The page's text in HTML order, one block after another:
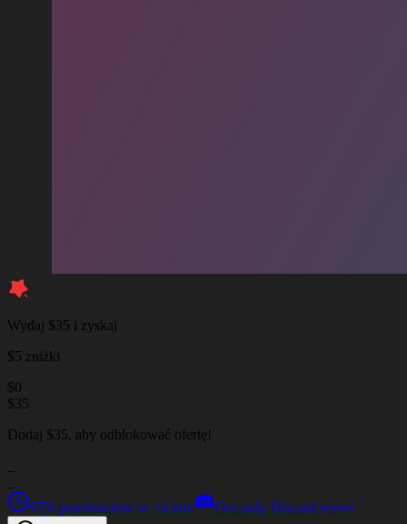
Wydaj $35 i zyskaj
$5 zniżki
$0
$35
Dodaj $35, aby odblokować ofertę!
97% przedmiotów w <4 min Our only Discord server